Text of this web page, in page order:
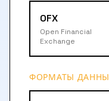
OFX
Open Financial
Exchange
ФОРМАТЫ